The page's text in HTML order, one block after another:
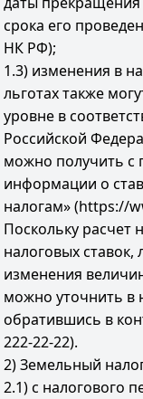
срока его
НК РФ);
1.3) изменения в
льготах также
уровне в
Российской
можно получить
информации о
налогам» (https://
Поскольку расчет
налоговых
изменения
можно уточнить в
обратившись в
222-22-22).
2) Земельный
2.1) с налогового